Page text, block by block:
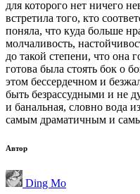
для которого нет ничего
встретила того, кто
поняла, что куда больше
молчаливость,
до такой степени, что она
готова была стоять бок о
этом бессердечном и
быть безрассудными и не
и банальная, словно вода
самым драматичным и
Автор
Ding Mo